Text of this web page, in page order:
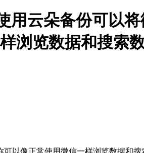
用云朵备份可以
浏览数据和搜索
以像正常使用微信一样浏览数据和搜